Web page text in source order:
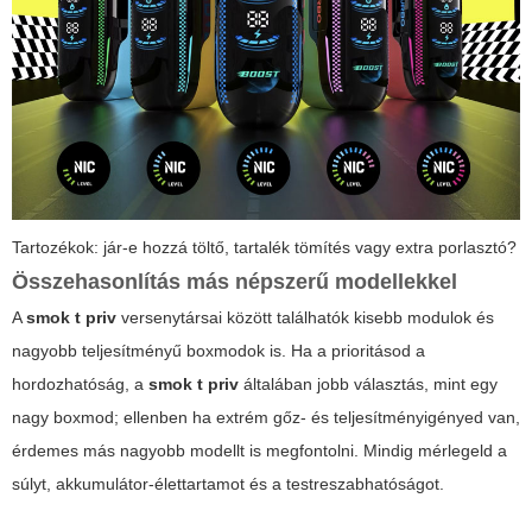
Tartozékok: jár-e hozzá töltő, tartalék tömítés vagy extra porlasztó?
Összehasonlítás más népszerű modellekkel
Asmok t priv versenytársai között találhatók kisebb modulok és
nagyobb teljesítményű boxmodok is. Ha a prioritásod a
hordozhatóság, a smok t priv általában jobb választás, mint egy
nagy boxmod; ellenben ha extrém gőz- és teljesítményigényed van,
érdemes más nagyobb modellt is megfontolni. Mindig mérlegeld a
súlyt, akkumulátor-élettartamot és a testreszabhatóságot.